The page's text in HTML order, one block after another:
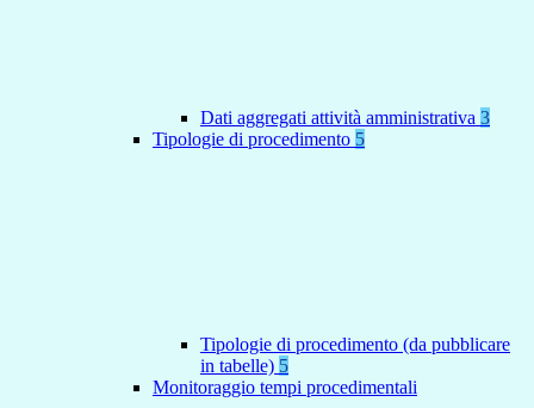
Dati aggregati attività amministrativa 3
Tipologie di procedimento 5
Tipologie di procedimento (da pubblicare
in tabelle) 5
Monitoraggio tempi procedimentali